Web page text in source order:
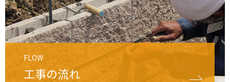
FLOW
工事の流れ